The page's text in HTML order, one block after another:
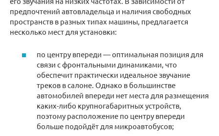
предпочтений автовладельца и наличия свободных
пространств в разных типах машины, предлагается
несколько мест для установки:
по центру впереди — оптимальная позиция для
связи с фронтальными динамиками, что
обеспечит практически идеальное звучание
треков в салоне. Однако в большинстве
автомобилей впереди нет места для размещения
каких-либо крупногабаритных устройств,
поэтому расположение по центру впереди
больше подойдёт для микроавтобусов;